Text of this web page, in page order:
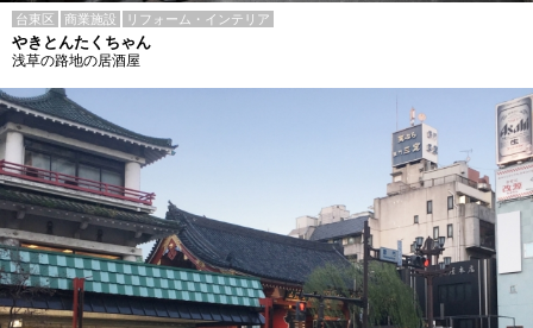
台東区 商業施設 リフォーム・インテリア
やきとんたくちゃん
浅草の路地の居酒屋